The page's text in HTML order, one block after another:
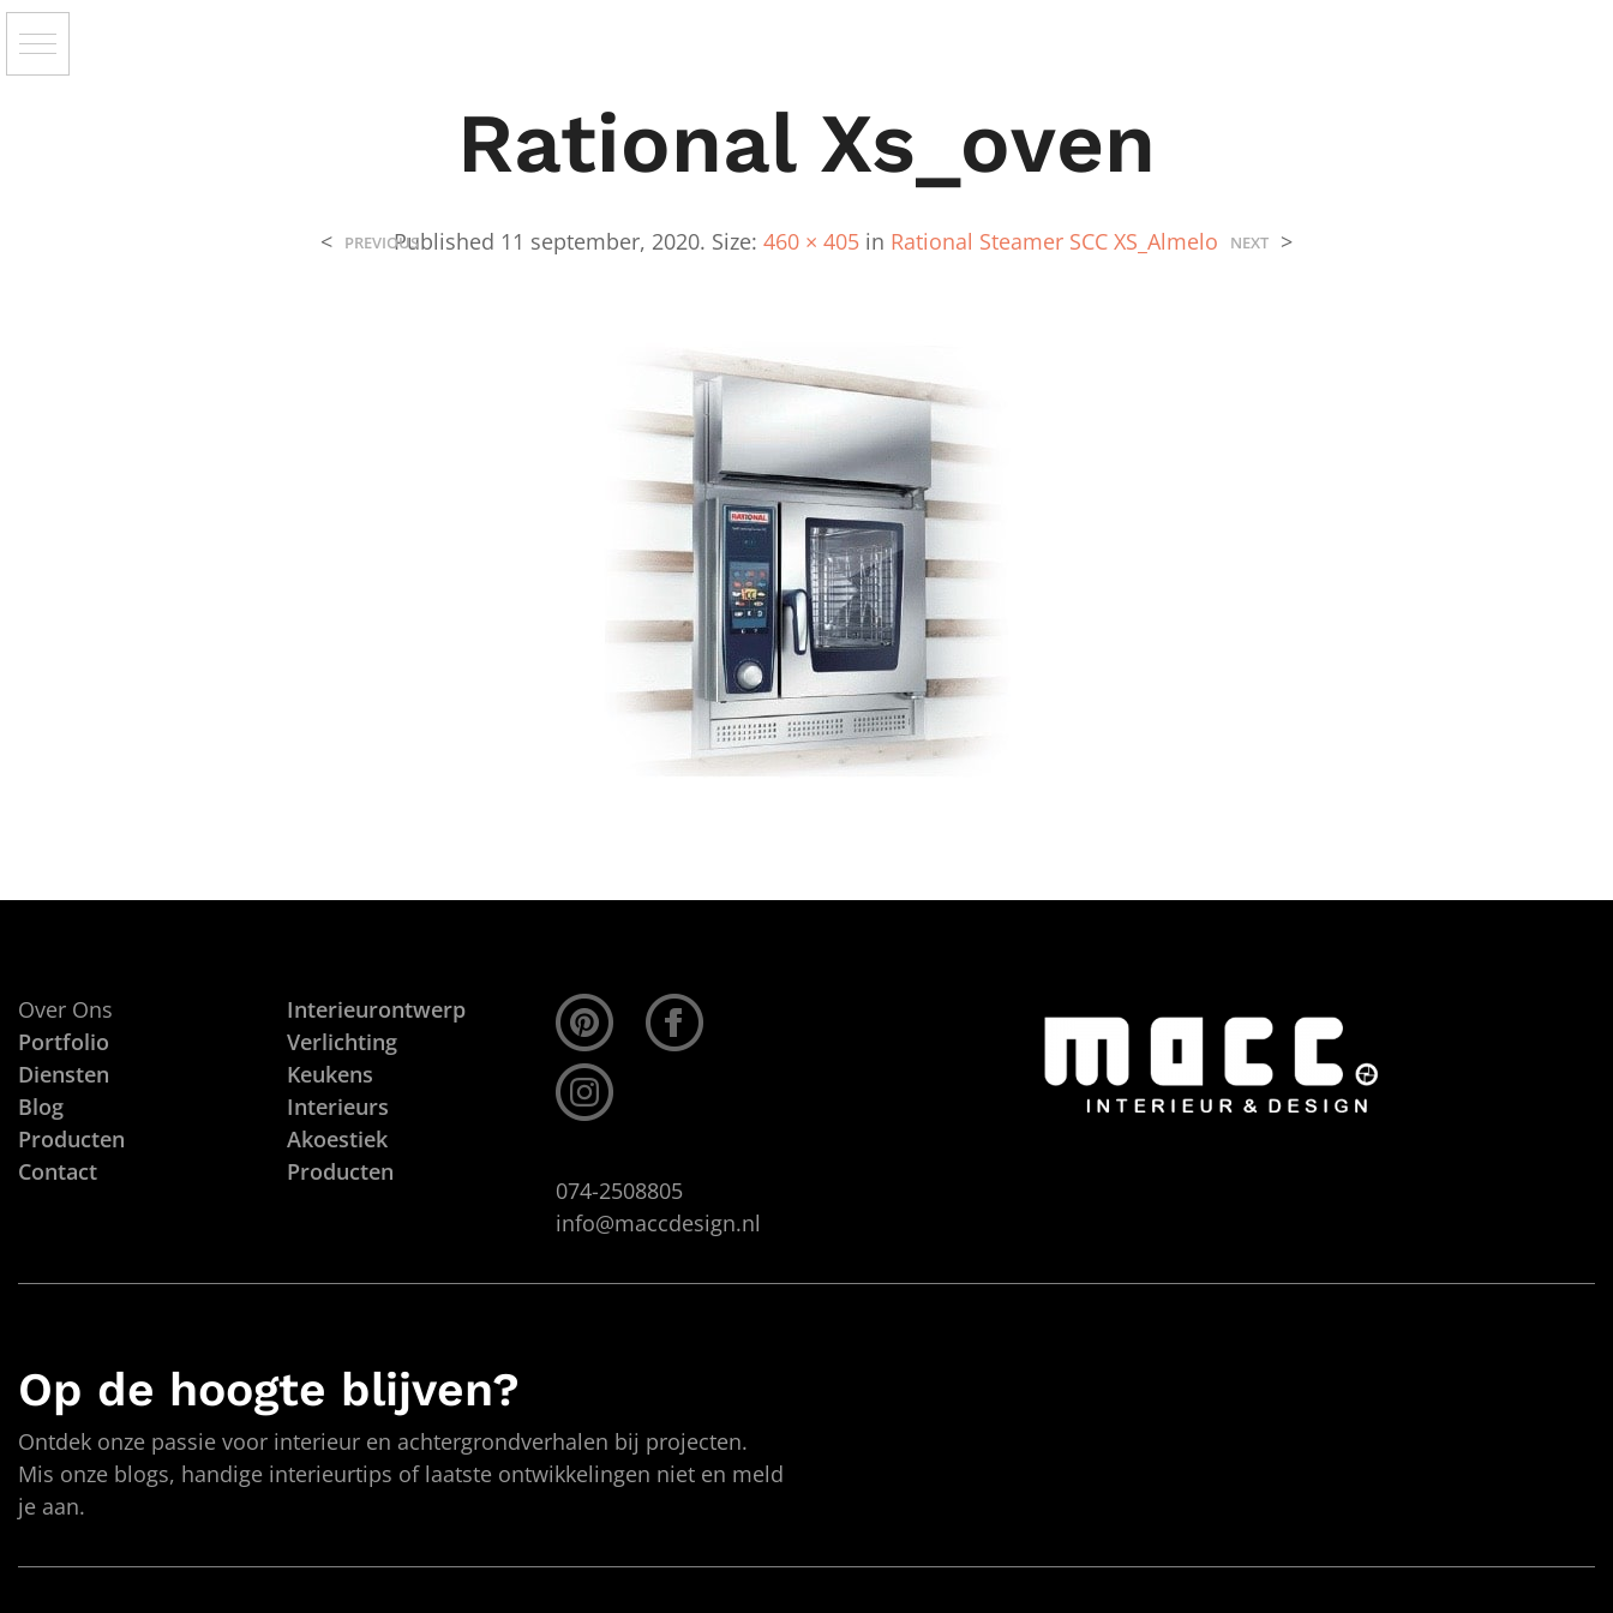
Rational Xs_oven
Published 11 september, 2020. Size:460 × 405 in Rational Steamer SCC XS_Almelo
< PREVIOUS NEXT >
Over Ons
Portfolio
Diensten
Blog
Producten
Contact
Interieurontwerp
Verlichting
Keukens
Interieurs
Akoestiek
Producten
074-2508805
info@maccdesign.nl
Op de hoogte blijven?
Ontdek onze passie voor interieur en achtergrondverhalen bij projecten.
Mis onze blogs, handige interieurtips of laatste ontwikkelingen niet en meld
je aan.